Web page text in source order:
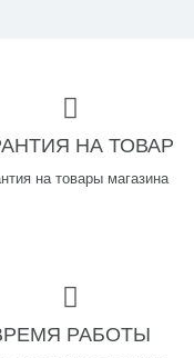
НА ТОВАР
на товары магазина
РАБОТЫ